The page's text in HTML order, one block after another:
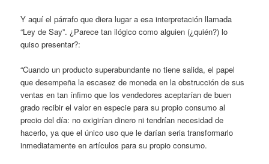
Y aquí el párrafo que diera lugar a esa interpretación llamada
“Ley de Say”. ¿Parece tan ilógico como alguien (¿quién?) lo
quiso presentar?:
“Cuando un producto superabundante no tiene salida, el papel
que desempeña la escasez de moneda en la obstrucción de sus
ventas en tan ínfimo que los vendedores aceptarían de buen
grado recibir el valor en especie para su propio consumo al
precio del día: no exigirían dinero ni tendrían necesidad de
hacerlo, ya que el único uso que le darían seria transformarlo
inmediatamente en artículos para su propio consumo.